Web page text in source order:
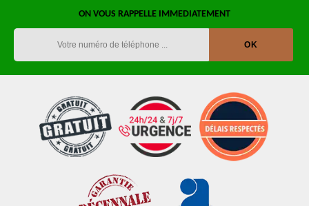
ON VOUS RAPPELLE IMMEDIATEMENT